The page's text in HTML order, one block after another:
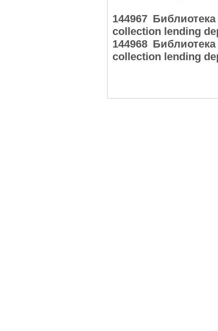
144967
collection lending
144968
collection lending